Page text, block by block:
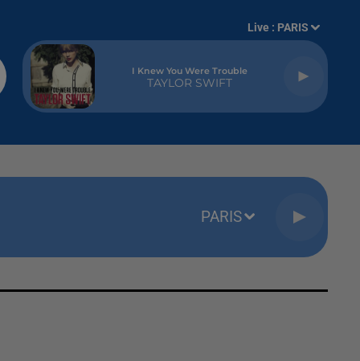
Live : PARIS
I Knew You Were Trouble
TAYLOR SWIFT
PARIS